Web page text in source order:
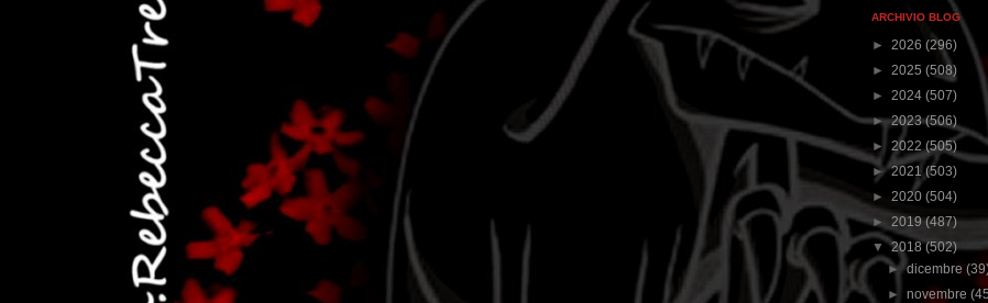
ARCHIVIO BLOG
► 2026 (296)
► 2025 (508)
► 2024 (507)
►2023(506)
► 2022(505)
►2021(503)
► 2020 (504)
► 2019(487)
▼2018(502)
►dicembre
►novembre